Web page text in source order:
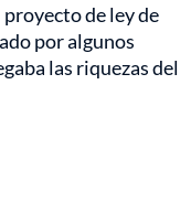
de ley de
por algunos
las riquezas del